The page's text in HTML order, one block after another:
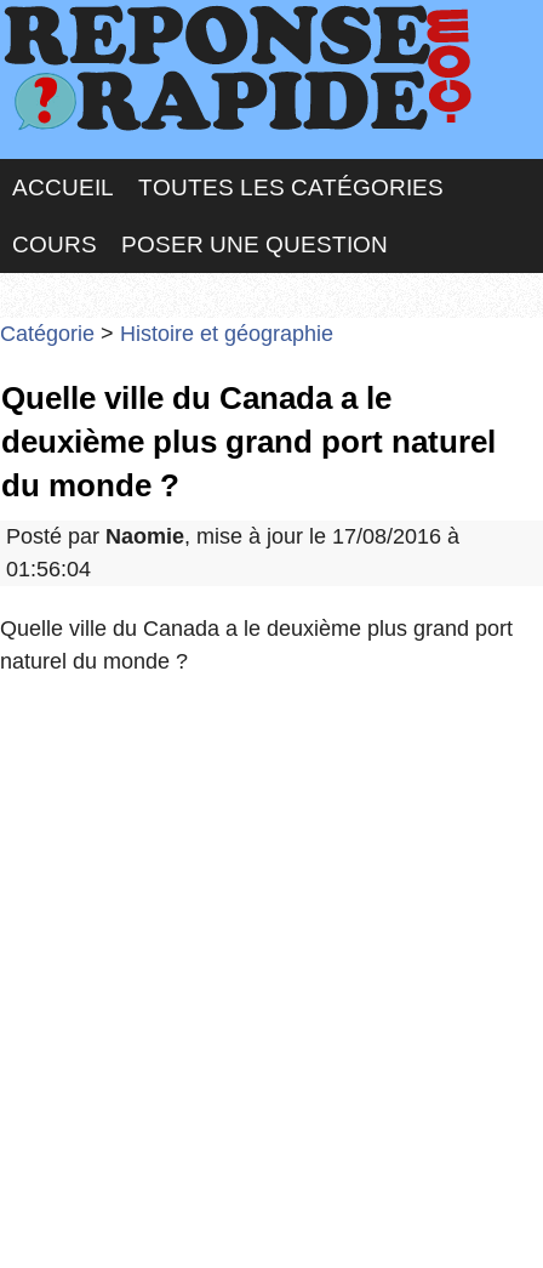
ACCUEIL TOUTES LES CATÉGORIES
COURS POSER UNE QUESTION
Catégorie > Histoire et géographie
Quelle ville du Canada a le
deuxième plus grand port naturel
du monde ?
Posté par Naomie, mise à jour le 17/08/2016 à
01:56:04
Quelle ville du Canada a le deuxième plus grand port
naturel du monde ?